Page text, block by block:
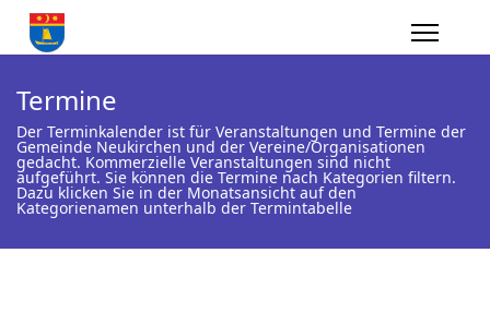
Termine
Der Terminkalender ist für Veranstaltungen und Termine der
Gemeinde Neukirchen und der Vereine/Organisationen
gedacht. Kommerzielle Veranstaltungen sind nicht
aufgeführt. Sie können die Termine nach Kategorien filtern.
Dazu klicken Sie in der Monatsansicht auf den
Kategorienamen unterhalb der Termintabelle